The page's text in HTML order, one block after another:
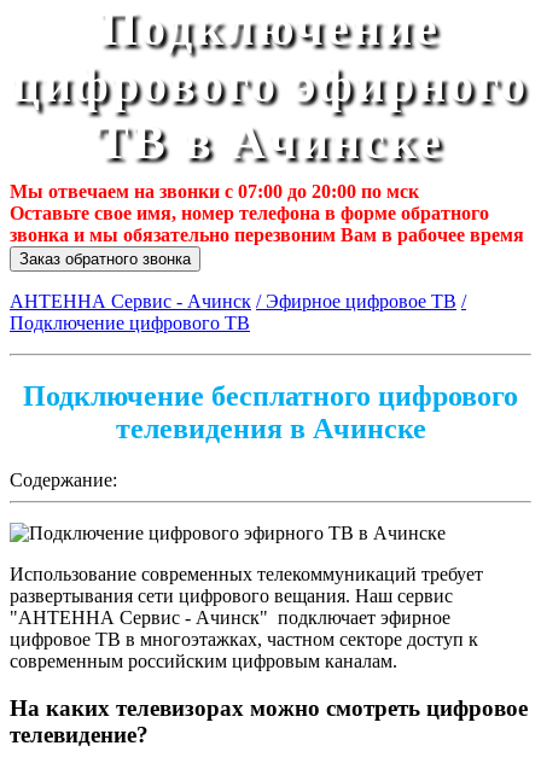
Подключение
цифрового эфирного
ТВ в Ачинске
Мы отвечаем на звонки с 07:00 до 20:00 по мск
Оставьте свое имя, номер телефона в форме обратного
звонка и мы обязательно перезвоним Вам в рабочее время
Заказ обратного звонка
АНТЕННА Сервис - Ачинск / Эфирное цифровое ТВ /
Подключение цифрового ТВ
Подключение бесплатного цифрового
телевидения в Ачинске
Содержание:
Использование современных телекоммуникаций требует
развертывания сети цифрового вещания. Наш сервис
"АНТЕННА Сервис - Ачинск" подключает эфирное
цифровое ТВ в многоэтажках, частном секторе доступ к
современным российским цифровым каналам.
На каких телевизорах можно смотреть цифровое
телевидение?